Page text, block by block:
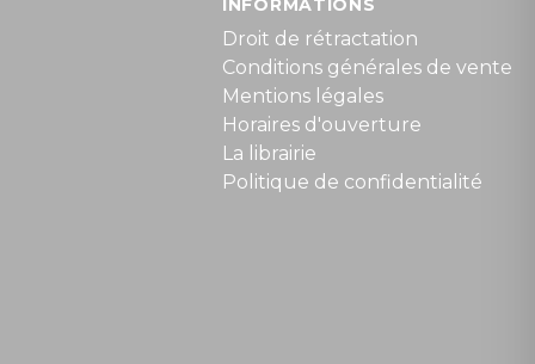
INFORMATIONS
Droit de rétractation
Conditions générales de vente
Mentions légales
Horaires d'ouverture
La librairie
Politique de confidentialité